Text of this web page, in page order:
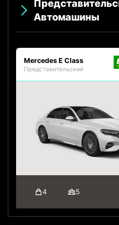
Автомашины
Mercedes E Class
Представительский
4 5